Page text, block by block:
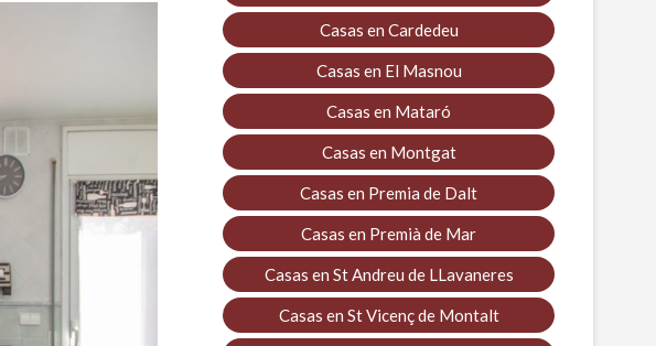
Casas en Cardedeu
Casas en El Masnou
Casas en Mataró
Casas en Montgat
Casas en Premia de Dalt
Casas en Premià de Mar
Casas en St Andreu de LLavaneres
Casas en St Vicenç de Montalt